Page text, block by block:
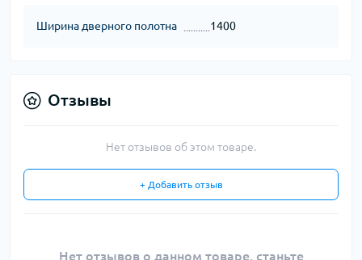
Ширина дверного полотна 1400
Отзывы
Нет отзывов об этом товаре.
+ Добавить отзыв
Нет отзывов о данном товаре, станьте